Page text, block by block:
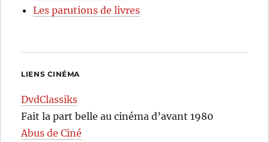
Les parutions de livres
LIENS CINÉMA
DvdClassiks
Fait la part belle au cinéma d’avant 1980
Abus de Ciné